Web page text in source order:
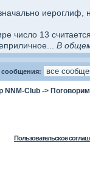
иероглиф,
число 13
В
сообщения:
NNM-Club -> Поговорим
Пользовательское